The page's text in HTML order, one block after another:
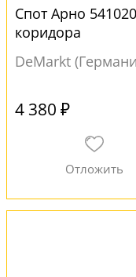
Спот Арно
коридора
DeMarkt
4 380 ₽